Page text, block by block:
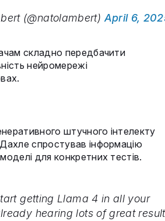
(@natolambert)April 6,
складно передбачити
нейромережі
штучного інтелекту
спростував інформацію
для конкретних тестів.
getting Llama 4 in all your
hearing lots of great